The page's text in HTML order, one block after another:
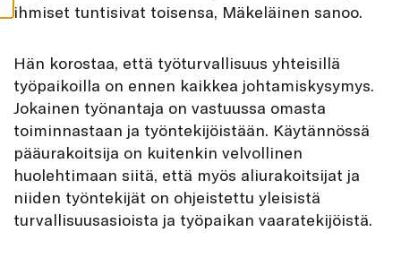
ihmiset tuntisivat toisensa, Mäkeläinen sanoo.
Hän korostaa, että työturvallisuus yhteisillä
työpaikoilla on ennen kaikkea johtamiskysymys.
Jokainen työnantaja on vastuussa omasta
toiminnastaan ja työntekijöistään. Käytännössä
pääurakoitsija on kuitenkin velvollinen
huolehtimaan siitä, että myös aliurakoitsijat ja
niiden työntekijät on ohjeistettu yleisistä
turvallisuusasioista ja työpaikan vaaratekijöistä.